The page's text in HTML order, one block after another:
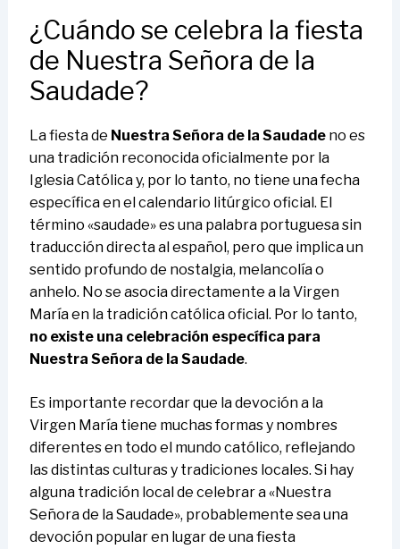
¿Cuándo se celebra la fiesta
de Nuestra Señora de la
Saudade?
La fiesta de Nuestra Señora de la Saudadeno es
una tradición reconocida oficialmente por la
Iglesia Católica y, por lo tanto, no tiene una fecha
específica en el calendario litúrgico oficial. El
término «saudade» es una palabra portuguesa sin
traducción directa al español, pero que implica un
sentido profundo de nostalgia, melancolía o
anhelo. No se asocia directamente a la Virgen
María en la tradición católica oficial. Por lo tanto,
no existe una celebración específica para
Nuestra Señora de la Saudade.
Es importante recordar que la devoción a la
Virgen María tiene muchas formas y nombres
diferentes en todo el mundo católico, reflejando
las distintas culturas y tradiciones locales. Si hay
alguna tradición local de celebrar a «Nuestra
Señora de la Saudade», probablemente sea una
devoción popular en lugar de una fiesta